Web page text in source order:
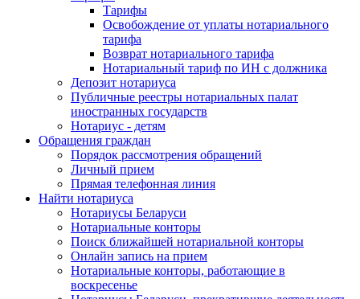
Тарифы
Освобождение от уплаты нотариального
тарифа
Возврат нотариального тарифа
Нотариальный тариф по ИН с должника
Депозит нотариуса
Публичные реестры нотариальных палат
иностранных государств
Нотариус - детям
Обращения граждан
Порядок рассмотрения обращений
Личный прием
Прямая телефонная линия
Найти нотариуса
Нотариусы Беларуси
Нотариальные конторы
Поиск ближайшей нотариальной конторы
Онлайн запись на прием
Нотариальные конторы, работающие в
воскресенье